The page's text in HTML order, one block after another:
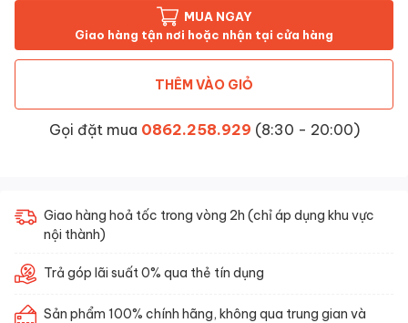
MUA NGAY
Giao hàng tận nơi hoặc nhận tại cửa hàng
THÊM VÀO GIỎ
Gọi đặt mua 0862.258.929 (8:30 - 20:00)
Giao hàng hoả tốc trong vòng 2h (chỉ áp dụng khu vực
nội thành)
Trả góp lãi suất 0% qua thẻ tín dụng
Sản phẩm 100% chính hãng, không qua trung gian và